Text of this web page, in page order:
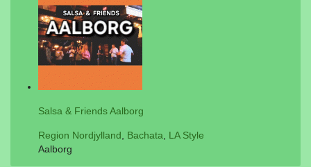
Salsa & Friends Aalborg
Region Nordjylland Bachata
LA Style
Aalborg